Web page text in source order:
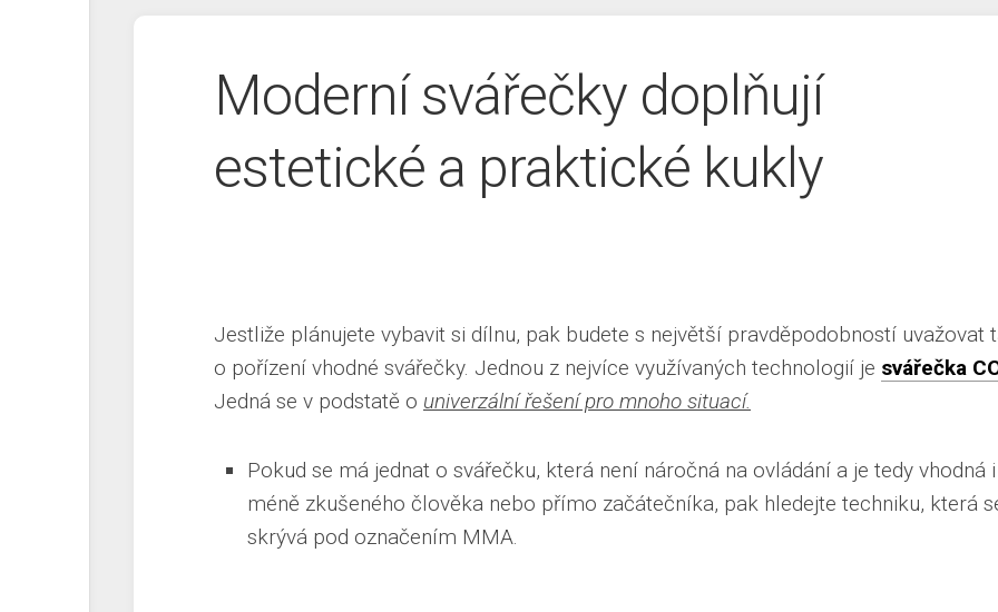
Moderní svářečky doplňují
estetické a praktické kukly
Jestliže plánujete vybavit si dílnu, pak budete s největší pravděpodobností uvažovat
o pořízení vhodné svářečky. Jednou z nejvíce využívaných technologií je svářečka
Jedná se v podstatě o univerzální řešení pro mnoho situací.
Pokud se má jednat o svářečku, která není náročná na ovládání a je tedy vhodná
méně zkušeného člověka nebo přímo začátečníka, pak hledejte techniku, která
skrývá pod označením MMA.